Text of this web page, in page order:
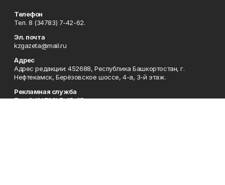
Телефон
Тел. 8 (34783) 7-42-62.
Эл. почта
kzgazeta@mail.ru
Адрес
Адрес редакции: 452688, Республика Башкортостан, г.
Нефтекамск, Берёзовское шоссе, 4-а, 3-й этаж.
Рекламная служба
Тел. 8 (34783) 7-45-35.